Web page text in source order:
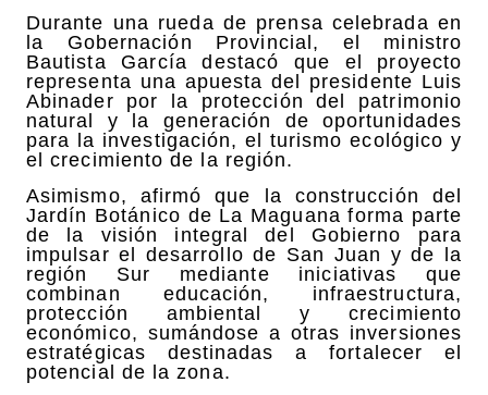
Durante una rueda de prensa celebrada en
la Gobernación Provincial, el ministro
Bautista García destacó que el proyecto
representa una apuesta del presidente Luis
Abinader por la protección del patrimonio
natural y la generación de oportunidades
para la investigación, el turismo ecológico y
el crecimiento de la región.
Asimismo, afirmó que la construcción del
Jardín Botánico de La Maguana forma parte
de la visión integral del Gobierno para
impulsar el desarrollo de San Juan y de la
región Sur mediante iniciativas que
combinan educación, infraestructura,
protección ambiental y crecimiento
económico, sumándose a otras inversiones
estratégicas destinadas a fortalecer el
potencial de la zona.